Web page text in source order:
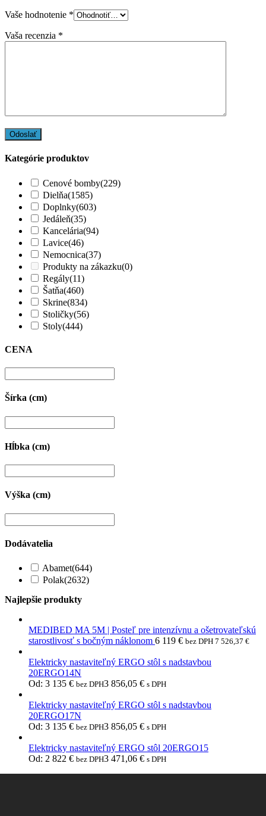
Vaše hodnotenie *
Vaša recenzia *
Kategórie produktov
Cenové bomby(229)
Dielňa(1585)
Doplnky(603)
Jedáleň(35)
Kancelária(94)
Lavice(46)
Nemocnica(37)
Produkty na zákazku(0)
Regály(11)
Šatňa(460)
Skrine(834)
Stoličky(56)
Stoly(444)
CENA
Šírka (cm)
Hĺbka (cm)
Výška (cm)
Dodávatelia
Abamet(644)
Polak(2632)
Najlepšie produkty
MEDIBED MA 5M | Posteľ pre intenzívnu a ošetrovateľskú
starostlivosť s bočným náklonom 6 119 € bez DPH 7 526,37 €
Elektricky nastaviteľný ERGO stôl s nadstavbou
20ERGO14N
Od: 3 135 € bez DPH3 856,05 € s DPH
Elektricky nastaviteľný ERGO stôl s nadstavbou
20ERGO17N
Od: 3 135 € bez DPH3 856,05 € s DPH
Elektricky nastaviteľný ERGO stôl 20ERGO15
Od: 2 822 € bez DPH3 471,06 € s DPH